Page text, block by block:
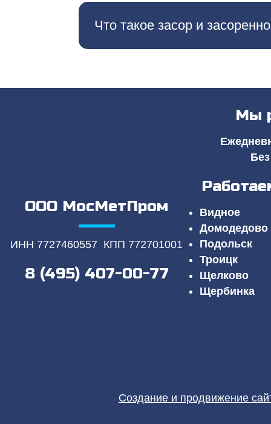
Что такое засор и
ООО МосМетПром
ИНН 7727460557 КПП 772701001
8 (495) 407-00-77
Мы
Видное
Домодедово
Подольск
Троицк
Щелково
Щербинка
Создание и продвижение